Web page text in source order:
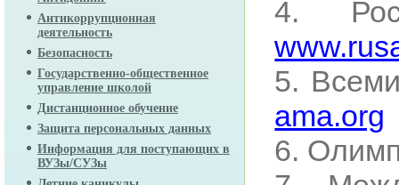
Антикоррупционная
деятельность
Безопасность
Государственно-общественное
управление школой
Дистанционное обучение
Защита персональных данных
Информация для поступающих в
ВУЗы/СУЗы
4.
5.
ama.org
6.